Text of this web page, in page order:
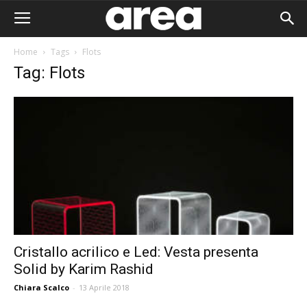
Home Tags Flots
Tag: Flots
Cristallo acrilico e Led: Vesta presenta
Solid by Karim Rashid
Chiara Scalco - 13 Aprile 2018